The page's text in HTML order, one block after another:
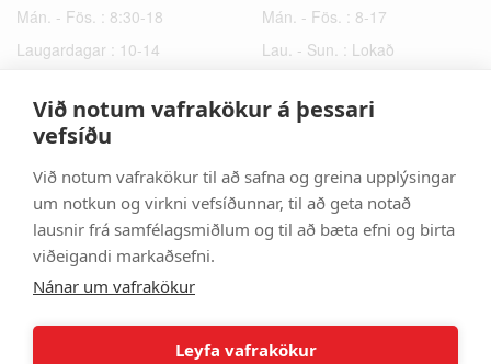
Við notum vafrakökur á þessari
vefsíðu
Við notum vafrakökur til að safna og greina upplýsingar
um notkun og virkni vefsíðunnar, til að geta notað
lausnir frá samfélagsmiðlum og til að bæta efni og birta
viðeigandi markaðsefni.
Nánar um vafrakökur
Leyfa vafrakökur
Mán. - Fös. : 8:30-18
Laugardagar : 10-14
Mán. - Fös. : 8-17
Lau. - Sun. : Lokað
Hafnarfjörður
Bæjarhraun 6
Mán. - Fös. : 8-17
Lau. - Sun. : Lokað
Selfoss
Hrísmýri 2a
Mán. - Fös. : 8-17
Lau. - Sun. : Lokað